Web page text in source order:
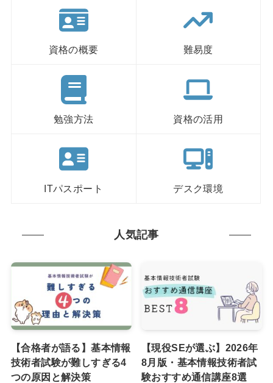
資格の概要 難易度
勉強方法 資格の活用
ITパスポート デスク環境
人気記事
【合格者が語る】基本情報
技術者試験が難しすぎる4
つの原因と解決策
【現役SEが選ぶ】2026年
8月版・基本情報技術者試
験おすすめ通信講座8選